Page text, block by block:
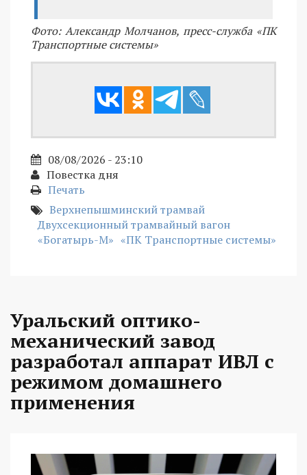
Фото: Александр Молчанов, пресс-служба «ПК
Транспортные системы»
08/08/2026 - 23:10
Повестка дня
Печать
Верхнепышминский трамвай
Двухсекционный трамвайный вагон
«Богатырь-М» «ПК Транспортные системы»
Уральский оптико-
механический завод
разработал аппарат ИВЛ с
режимом домашнего
применения